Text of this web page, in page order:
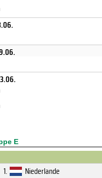
E
1.
Niederlande